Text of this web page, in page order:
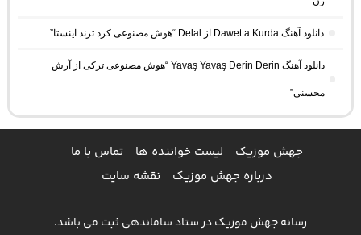
دانلود آهنگ Dawet a Kurda از Delal “هوش مصنوعی کرد ترند اینستا”
دانلود آهنگ Yavaş Yavaş Derin Derin “هوش مصنوعی ترکی از آرش
محسنی”
جهش موزیک لیست خواننده ها
تماس با ما
درباره جهش موزیک
نقشه سایت
رسانه جهش موزیک در ستاد ساماندهی ثبت می باشد.